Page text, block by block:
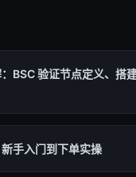
BSC 验证节点定义、搭
手入门到下单实操